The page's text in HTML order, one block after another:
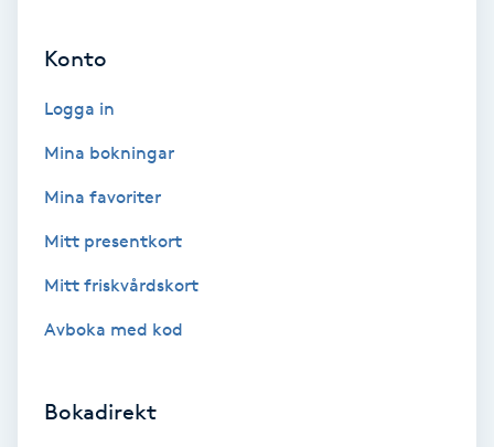
Extensions
Extensions borttagning
Eyeliner-tatuering
Face framing
Faceliftmassage
Konto
Logga in
Mina bokningar
Mina favoriter
Mitt presentkort
Mitt friskvårdskort
Avboka med kod
Bokadirekt